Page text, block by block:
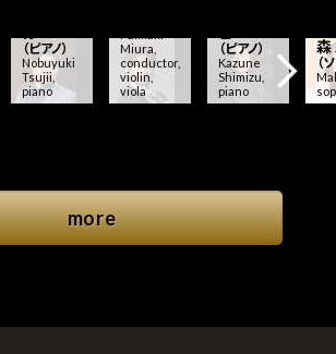
（ピアノ）
Nobuyuki
Tsujii,
piano
Miura,
conductor,
violin,
viola
（ピアノ）
Kazune
Shimizu,
piano
森
（
more